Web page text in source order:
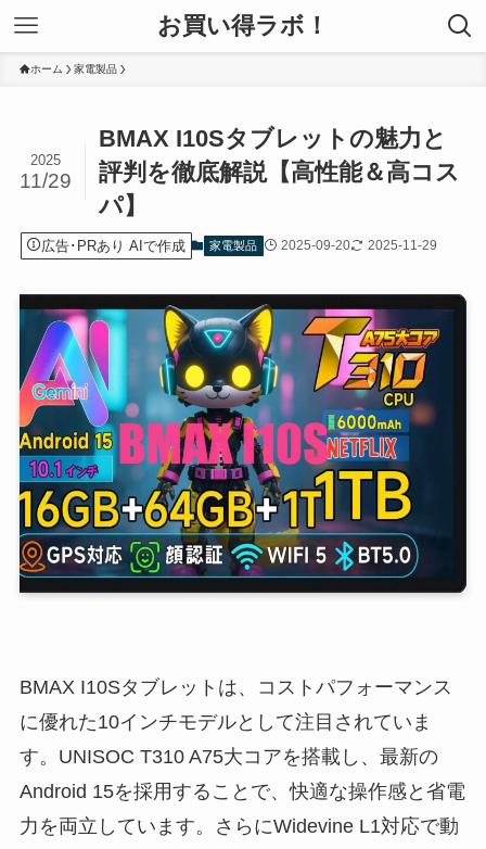
お買い得ラボ！
ホーム 家電製品
BMAX I10Sタブレットの魅力と
評判を徹底解説【高性能＆高コス
パ】
2025
11/29
広告･PRあり AIで作成 家電製品 2025-09-20 2025-11-29
BMAX I10Sタブレットは、コストパフォーマンス
に優れた10インチモデルとして注目されていま
す。UNISOC T310 A75大コアを搭載し、最新の
Android 15を採用することで、快適な操作感と省電
力を両立しています。さらにWidevine L1対応で動